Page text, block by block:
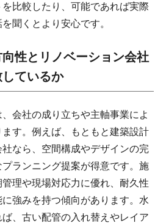
比較したり、可能であれば実際
聞くとより安心です。
性とリノベーション会社
ているか
会社の成り立ちや主軸事業によ
す。例えば、もともと建築設計
なら、空間構成やデザインの完
ランニング提案が得意です。施
理や現場対応力に優れ、耐久性
強みを持つ傾向があります。水
、古い配管の入れ替えやレイア